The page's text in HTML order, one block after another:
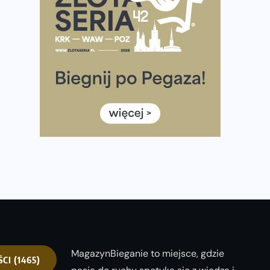
Największy Bieg Powstania Warszawskiego w historii.
Ponad 12 tysięcy uczestników pobiegło dla Bohaterów!
Co ma dużo białka? Produkty, które warto włączyć do
Rozbiegany Olsztyn szykuje się na weekend z
(1465)
MagazynBieganie to miejsce, gdzie